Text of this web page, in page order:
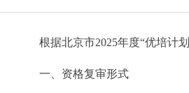
根据北京市2025年度“优培计划
一、资格复审形式